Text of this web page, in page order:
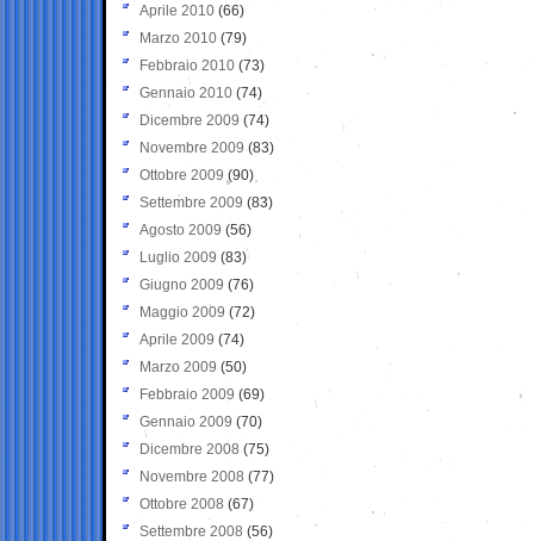
Aprile 2010 (66)
Marzo 2010 (79)
Febbraio 2010 (73)
Gennaio 2010 (74)
Dicembre 2009 (74)
Novembre 2009 (83)
Ottobre 2009 (90)
Settembre 2009 (83)
Agosto 2009 (56)
Luglio 2009 (83)
Giugno 2009 (76)
Maggio 2009 (72)
Aprile 2009 (74)
Marzo 2009 (50)
Febbraio 2009 (69)
Gennaio 2009 (70)
Dicembre 2008 (75)
Novembre 2008 (77)
Ottobre 2008 (67)
Settembre 2008 (56)